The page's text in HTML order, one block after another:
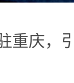
重庆，